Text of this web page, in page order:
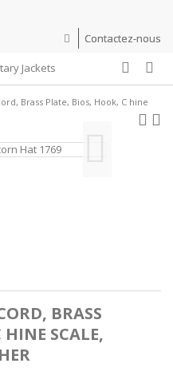
Contactez-nous
Brass Plate, Bios, Hook, C hine
BRASS
SCALE,